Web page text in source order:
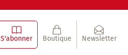
S'abonner Boutique Newsletter